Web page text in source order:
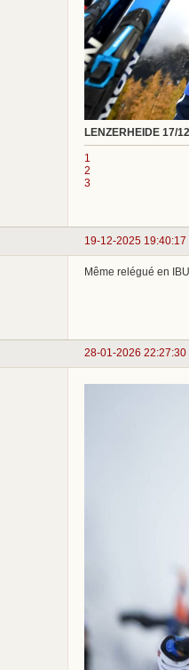
LENZERHEIDE 17/
1
2
3
19-12-2025 19:40:17
Même relégué en
28-01-2026 22:27:30